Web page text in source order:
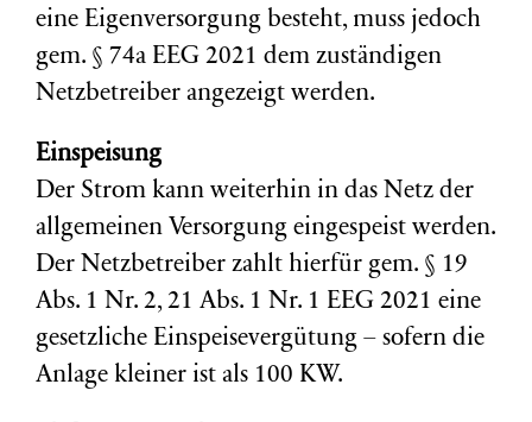
eine Eigenversorgung besteht, muss jedoch
gem. § 74a EEG 2021 dem zuständigen
Netzbetreiber angezeigt werden.
Einspeisung
Der Strom kann weiterhin in das Netz der
allgemeinen Versorgung eingespeist werden.
Der Netzbetreiber zahlt hierfür gem. § 19
Abs. 1 Nr. 2, 21 Abs. 1 Nr. 1 EEG 2021 eine
gesetzliche Einspeisevergütung – sofern die
Anlage kleiner ist als 100 KW.